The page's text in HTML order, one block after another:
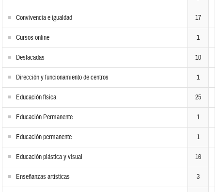
Convivencia e igualdad 17
Cursos online 1
Destacadas 10
Dirección y funcionamiento de centros 1
Educación física 25
Educación Permanente 1
Educación permanente 1
Educación plástica y visual 16
Enseñanzas artísticas 3